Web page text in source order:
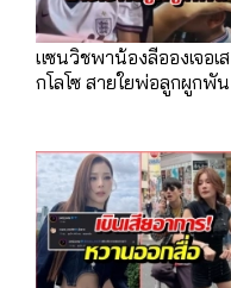
แซนวิชพาน้องลีอองเจอเส
กโลโซ สายใยพ่อลูกผูกพัน